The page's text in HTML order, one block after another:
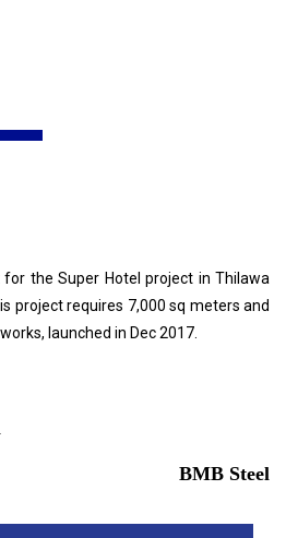
the Super Hotel project in Thilawa
project requires 7,000 sq meters and
launched in Dec 2017.
BMB Steel